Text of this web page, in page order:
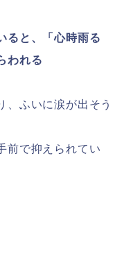
ると、「心時雨る
われる
、ふいに涙が出そう
前で抑えられてい